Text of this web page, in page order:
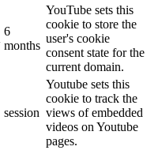
6
months
YouTube sets this
cookie to store the
user's cookie
consent state for the
current domain.
session
Youtube sets this
cookie to track the
views of embedded
videos on Youtube
pages.